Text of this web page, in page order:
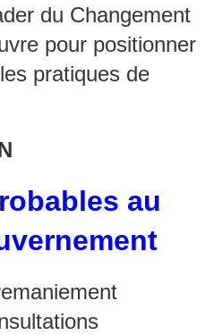
du Changement
pour positionner
pratiques de
au